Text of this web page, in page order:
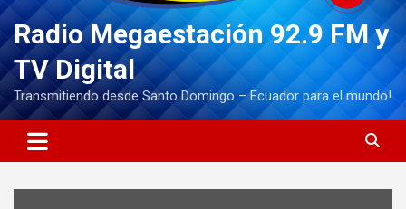
Radio Megaestación 92.9 FM y
TV Digital
Transmitiendo desde Santo Domingo – Ecuador para el mundo!